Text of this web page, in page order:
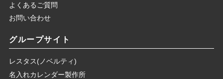
よくあるご質問
お問い合わせ
グループサイト
レスタス(ノベルティ)
名入れカレンダー製作所